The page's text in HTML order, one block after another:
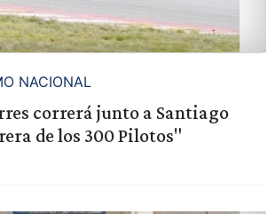
NACIONAL
correrá junto a Santiago
de los 300 Pilotos"